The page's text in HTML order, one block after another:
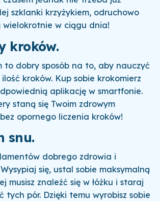
szklanki krzyżykiem, odruchowo
wielokrotnie w ciągu dnia!
kroków.
to dobry sposób na to, aby nauczyć
kroków. Kup sobie krokomierz
aplikację w smartfonie.
staną się Twoim zdrowym
opornego liczenia kroków!
snu.
dobrego zdrowia i
się, ustal sobie maksymalną
musisz znaleźć się w łóżku i staraj
tych pór. Dzięki temu wyrobisz sobie